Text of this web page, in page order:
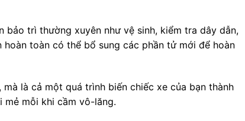
bảo trì thường xuyên như vệ sinh, kiểm tra dây dẫn,
toàn có thể bổ sung các phần tử mới để hoàn
là cả một quá trình biến chiếc xe của bạn thành
mẻ mỗi khi cầm vô-lăng.